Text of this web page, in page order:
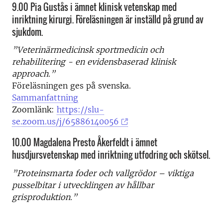
9.00 Pia Gustås i ämnet klinisk vetenskap med
inriktning kirurgi. Föreläsningen är inställd på grund av
sjukdom.
”Veterinärmedicinsk sportmedicin och
rehabilitering - en evidensbaserad klinisk
approach.”
Föreläsningen ges på svenska.
Sammanfattning
Zoomlänk: https://slu-
se.zoom.us/j/65886140056
10.00 Magdalena Presto Åkerfeldt i ämnet
husdjursvetenskap med inriktning utfodring och skötsel.
”Proteinsmarta foder och vallgrödor – viktiga
pusselbitar i utvecklingen av hållbar
grisproduktion.”